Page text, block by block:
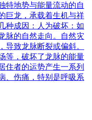
特地势与能量流动的自
巨龙，承载着生机与祥
种成因：人为破坏：如
脉的自然走向。自然灾
导致龙脉断裂或偏斜。
等，破坏了龙脉的能量
住者的运势产生一系列
、伤痛，特别是呼吸系